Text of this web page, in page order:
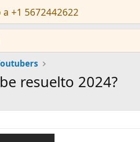
+1 5672442622
resuelto 2024?